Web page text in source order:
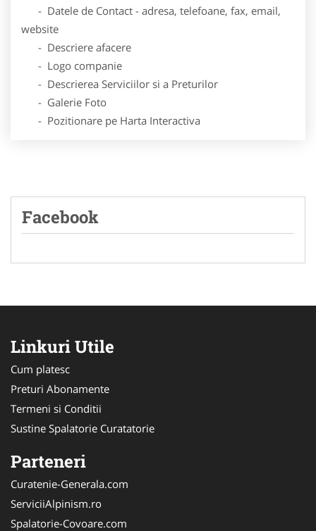
- Datele de Contact - adresa, telefoane, fax, email,
website
- Descriere afacere
- Logo companie
- Descrierea Serviciilor si a Preturilor
- Galerie Foto
- Pozitionare pe Harta Interactiva
Facebook
Linkuri Utile
Cum platesc
Preturi Abonamente
Termeni si Conditii
Sustine Spalatorie Curatatorie
Parteneri
Curatenie-Generala.com
ServiciiAlpinism.ro
Spalatorie-Covoare.com